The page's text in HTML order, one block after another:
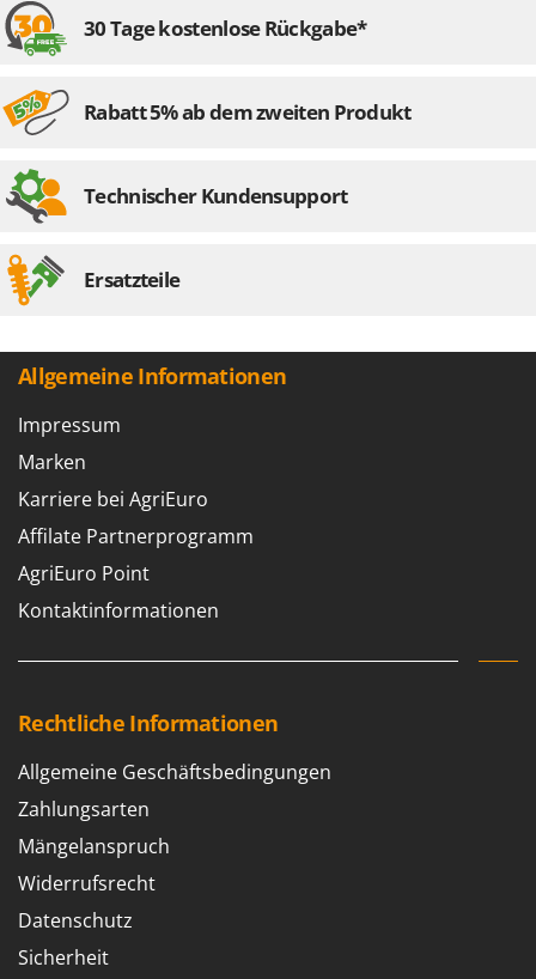
30 Tage kostenlose Rückgabe*
Rabatt 5% ab dem zweiten Produkt
Technischer Kundensupport
Ersatzteile
Allgemeine Informationen
Impressum
Marken
Karriere bei AgriEuro
Affilate Partnerprogramm
AgriEuro Point
Kontaktinformationen
Rechtliche Informationen
Allgemeine Geschäftsbedingungen
Zahlungsarten
Mängelanspruch
Widerrufsrecht
Datenschutz
Sicherheit